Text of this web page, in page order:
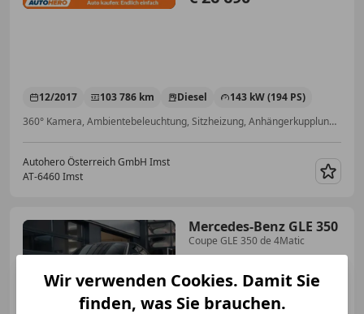
12/2017 103 786 km Diesel
143 kW (194 PS)
360° Kamera, Ambientebeleuchtung, Sitzheizung, Anhängerkupplung, ABS, Getönte Scheiben, Garantie, Apple CarPlay
Autohero Österreich GmbH Imst
AT-6460 Imst
Mercedes-Benz GLE 350
Coupe GLE 350 de 4Matic
Wir verwenden Cookies. Damit Sie
finden, was Sie brauchen.